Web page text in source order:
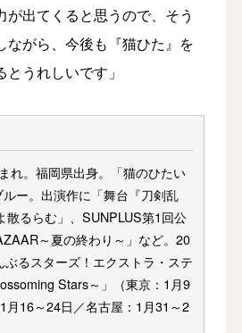
が出てくると思うので、そう
ながら、今後も『猫ひた』を
うれしいです」
れ。福岡県出身。「猫のひたい
ー。出演作に「舞台『刀剣乱
散るらむ」、SUNPLUS第1回公
～夏の終わり～」など。20
るスターズ！エクストラ・ステ
Stars～」（東京：1月9
月16～24日／名古屋：1月31～2